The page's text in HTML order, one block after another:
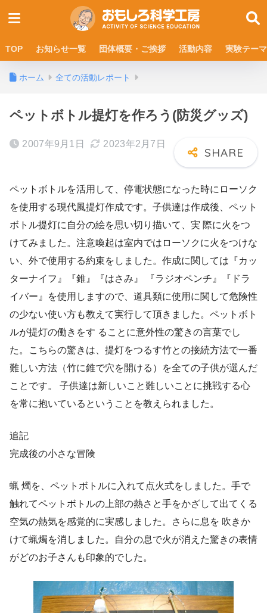
TOP お知らせ一覧 団体概要・ご挨拶 活動内容 実験テーマ
ホーム 全ての活動レポート
ペットボトル提灯を作ろう(防災グッズ)
2007年9月1日 2023年2月7日
ペットボトルを活用して、停電状態になった時にローソク
を使用する現代風提灯作成です。子供達は作成後、ペット
ボトル提灯に自分の絵を思い切り描いて、実 際に火をつ
けてみました。注意喚起は室内ではローソクに火をつけな
い、外で使用する約束をしました。作成に関しては『カッ
ターナイフ』『錐』『はさみ』 『ラジオペンチ』『ドラ
イバー』を使用しますので、道具類に使用に関して危険性
の少ない使い方も教えて実行して頂きました。ペットボト
ルが提灯の働きをす ることに意外性の驚きの言葉でし
た。こちらの驚きは、提灯をつるす竹との接続方法で一番
難しい方法（竹に錐で穴を開ける）を全ての子供が選んだ
ことです。 子供達は新しいこと難しいことに挑戦する心
を常に抱いているということを教えられました。
追記
完成後の小さな冒険
蝋 燭を、ペットボトルに入れて点火式をしました。手で
触れてペットボトルの上部の熱さと手をかざして出てくる
空気の熱気を感覚的に実感しました。さらに息を 吹きか
けて蝋燭を消しました。自分の息で火が消えた驚きの表情
がどのお子さんも印象的でした。